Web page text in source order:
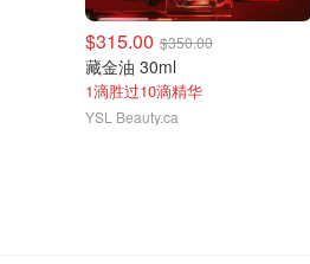
$315.00 $350.00
藏金油 30ml
1滴胜过10滴精华
YSL Beauty.ca